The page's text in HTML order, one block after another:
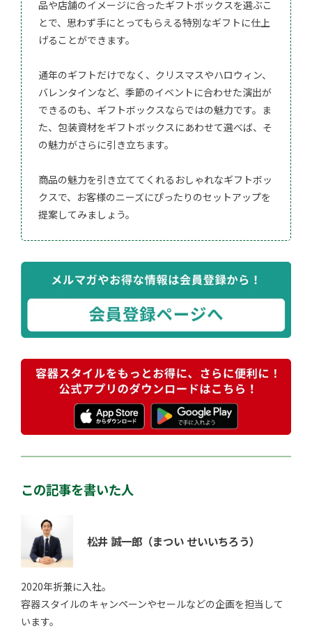
品や店舗のイメージに合ったギフトボックスを選ぶこ
とで、思わず手にとってもらえる特別なギフトに仕上
げることができます。
通年のギフトだけでなく、クリスマスやハロウィン、
バレンタインなど、季節のイベントに合わせた演出が
できるのも、ギフトボックスならではの魅力です。ま
た、包装資材をギフトボックスにあわせて選べば、そ
の魅力がさらに引き立ちます。
商品の魅力を引き立ててくれるおしゃれなギフトボッ
クスで、お客様のニーズにぴったりのセットアップを
提案してみましょう。
この記事を書いた人
松井 誠一郎 （まつい せいいちろう）
2020年折兼に入社。
容器スタイルのキャンペーンやセールなどの企画を担当して
います。